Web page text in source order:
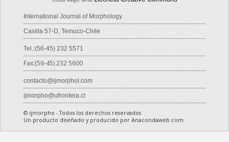
International Journal of Morphology
Casilla 57-D, Temuco-Chile
Tel.:(56-45) 232 5571
Fax:(56-45) 232 5600
contacto@ijmorphol.com
ijmorpho@ufrontera.cl
© ijmorpho - Todos los derechos reservados
Un producto diseñado y producido por Anacondaweb.com